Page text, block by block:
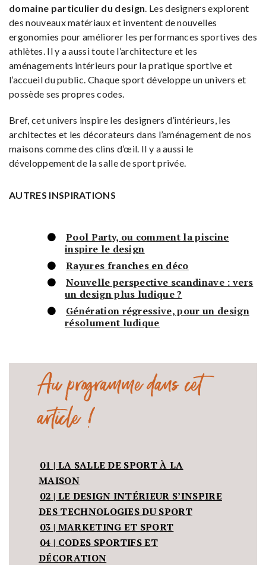
domaine particulier du design. Les designers explorent
des nouveaux matériaux et inventent de nouvelles
ergonomies pour améliorer les performances sportives des
athlètes. Il y a aussi toute l’architecture et les
aménagements intérieurs pour la pratique sportive et
l’accueil du public. Chaque sport développe un univers et
possède ses propres codes.
Bref, cet univers inspire les designers d’intérieurs, les
architectes et les décorateurs dans l’aménagement de nos
maisons comme des clins d’œil. Il y a aussi le
développement de la salle de sport privée.
AUTRES INSPIRATIONS
Pool Party, ou comment la piscine
inspire le design
Rayures franches en déco
Nouvelle perspective scandinave : vers
un design plus ludique ?
Génération régressive, pour un design
résolument ludique
Au programme dans cet
article !
01 | LA SALLE DE SPORT À LA
MAISON
02 | LE DESIGN INTÉRIEUR S’INSPIRE
DES TECHNOLOGIES DU SPORT
03 | MARKETING ET SPORT
04 | CODES SPORTIFS ET
DÉCORATION